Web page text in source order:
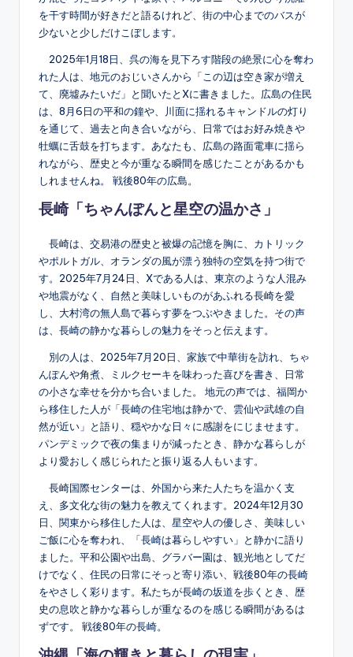
を干す時間が好きだと語るけれど、街の中心までのバスが
少ないと少しだけこぼします。
2025年1月18日、呉の海を見下ろす階段の絶景に心を奪わ
れた人は、地元のおじいさんから「この辺は空き家が増え
て、廃墟みたいだ」と聞いたとXに書きました。広島の住民
は、8月6日の平和の鐘や、川面に揺れるキャンドルの灯り
を通じて、過去と向き合いながら、日常ではお好み焼きや
牡蠣に舌鼓を打ちます。あなたも、広島の路面電車に揺ら
れながら、歴史と今が重なる瞬間を感じたことがあるかも
しれませんね。 戦後80年の広島。
長崎「ちゃんぽんと星空の温かさ」
長崎は、交易港の歴史と被爆の記憶を胸に、カトリック
やポルトガル、オランダの風が漂う独特の空気を持つ街で
す。2025年7月24日、Xである人は、東京のような人混み
や地震がなく、自然と美味しいものがあふれる長崎を愛
し、大村湾の無人島で暮らす夢をつぶやきました。その声
は、長崎の静かな暮らしの魅力をそっと伝えます。
別の人は、2025年7月20日、家族で中華街を訪れ、ちゃ
んぽんや角煮、ミルクセーキを味わった喜びを書き、日常
の小さな幸せを分かち合いました。 地元の声では、福岡か
ら移住した人が「長崎の住宅地は静かで、雲仙や武雄の自
然が近い」と語り、穏やかな日々に感謝をにじませます。
パンデミックで夜の集まりが減ったとき、静かな暮らしが
より愛おしく感じられたと振り返る人もいます。
長崎国際センターは、外国から来た人たちを温かく支
え、多文化な街の魅力を教えてくれます。2024年12月30
日、関東から移住した人は、星空や人の優しさ、美味しい
ご飯に心を奪われ、「長崎は暮らしやすい」と静かに語り
ました。平和公園や出島、グラバー園は、観光地としてだ
けでなく、住民の日常にそっと寄り添い、戦後80年の長崎
をやさしく彩ります。私たちが長崎の坂道を歩くとき、歴
史の息吹と静かな暮らしが重なるのを感じる瞬間があるは
ずです。 戦後80年の長崎。